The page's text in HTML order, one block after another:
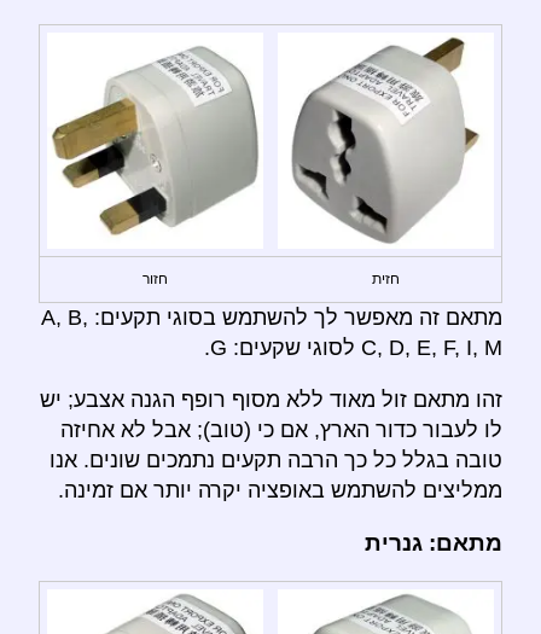
חזית חזור
מתאם זה מאפשר לך להשתמש בסוגי תקעים: A, B,
C, D, E, F, I, M לסוגי שקעים: G.
זהו מתאם זול מאוד ללא מסוף רופף הגנה אצבע; יש
לו לעבור כדור הארץ, אם כי (טוב); אבל לא אחיזה
טובה בגלל כל כך הרבה תקעים נתמכים שונים. אנו
ממליצים להשתמש באופציה יקרה יותר אם זמינה.
מתאם: גנרית